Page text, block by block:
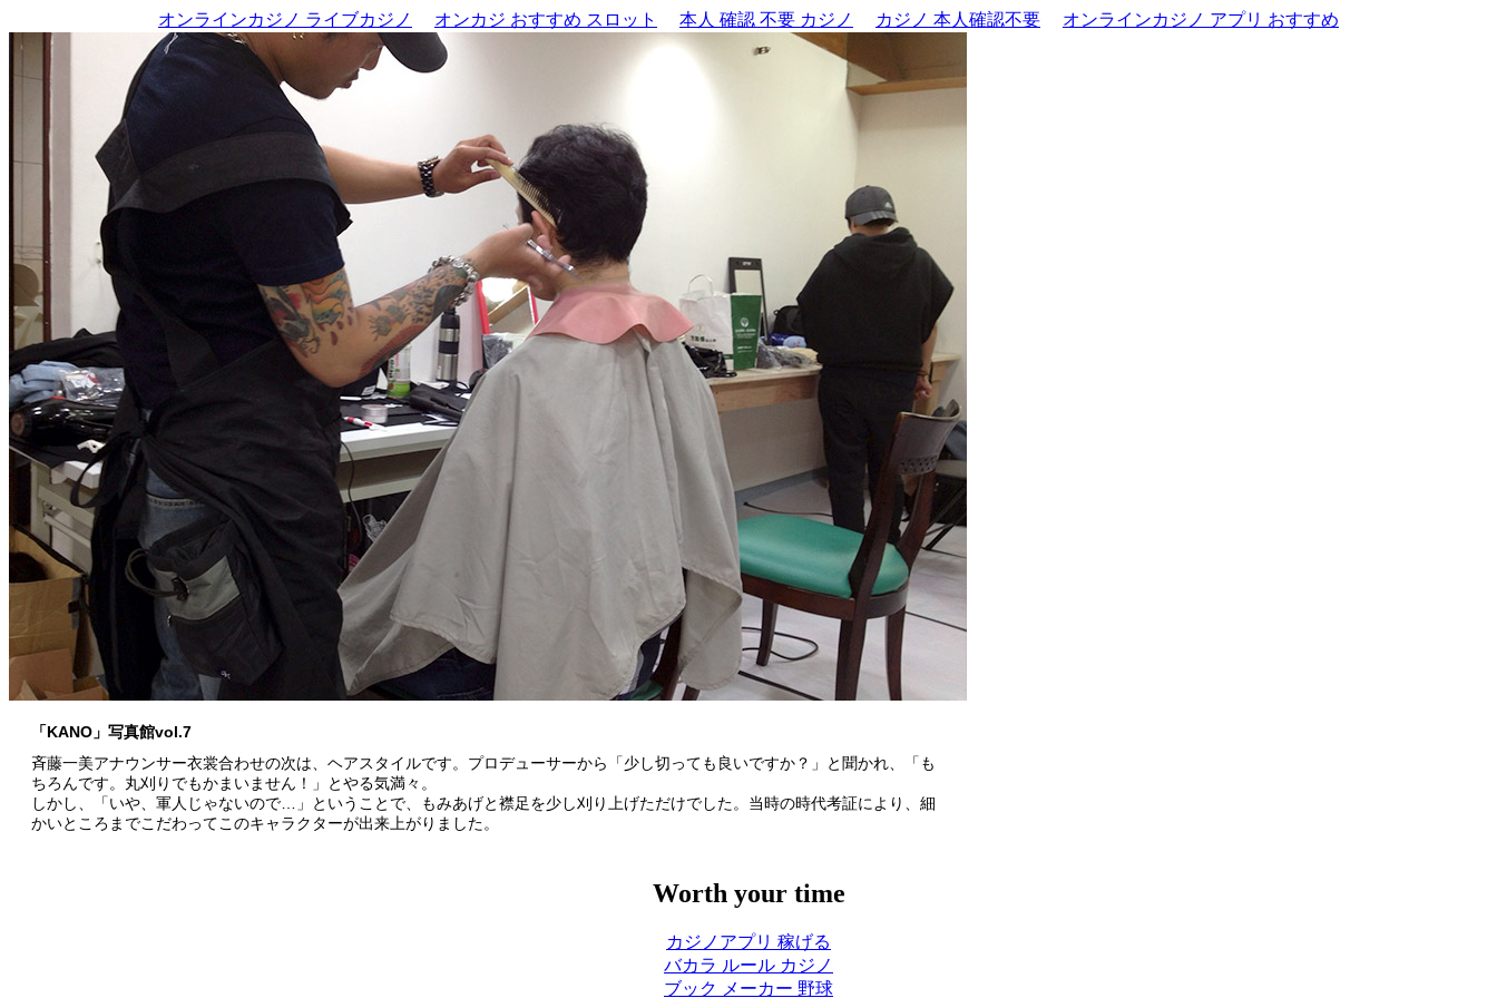
オンラインカジノ ライブカジノ オンカジ おすすめ スロット 本人 確認 不要 カジノ カジノ 本人確認不要 オンラインカジノ アプリ おすすめ
「KANO」写真館vol.7
斉藤一美アナウンサー衣裳合わせの次は、ヘアスタイルです。プロデューサーから「少し切っても良いですか？」と聞かれ、「も
ちろんです。丸刈りでもかまいません！」とやる気満々。
しかし、「いや、軍人じゃないので…」ということで、もみあげと襟足を少し刈り上げただけでした。当時の時代考証により、細
かいところまでこだわってこのキャラクターが出来上がりました。
Worth your time
カジノアプリ 稼げる
バカラ ルール カジノ
ブック メーカー 野球